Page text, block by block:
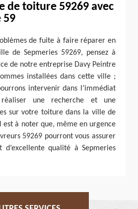
de toiture 59269 avec
59
de fuite à faire réparer en
de Sepmeries 59269, pensez à
de notre entreprise Davy Peintre
installées dans cette ville ;
intervenir dans l’immédiat
une recherche et une
sur votre toiture dans la ville de
est à noter que, même en urgence
59269 pourront vous assurer
qualité à Sepmeries